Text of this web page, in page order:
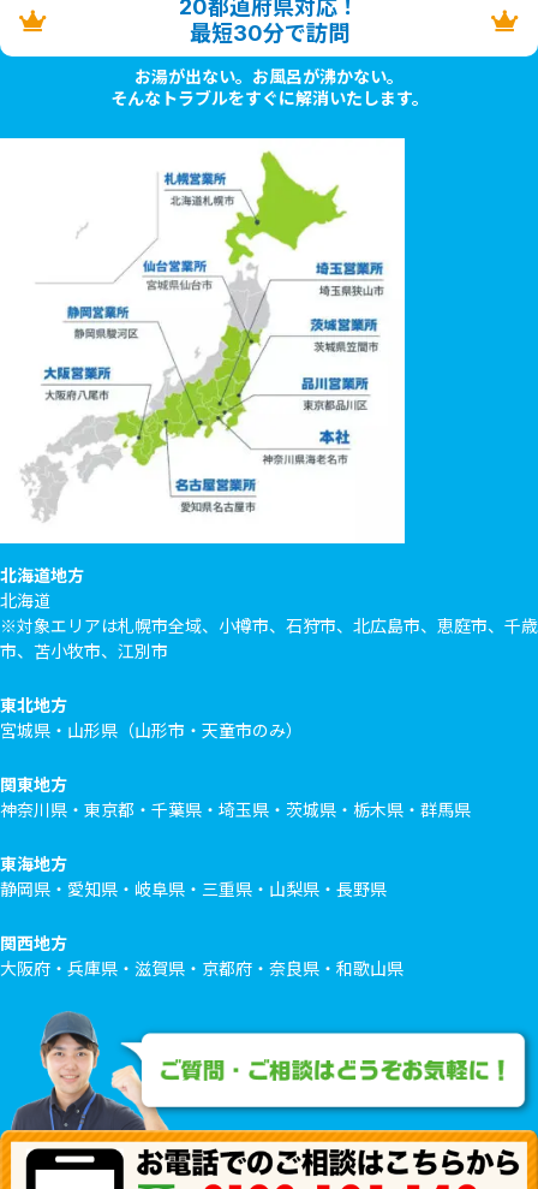
20都道府県対応！
最短30分で訪問
お湯が出ない。お風呂が沸かない。
そんなトラブルをすぐに解消いたします。
北海道地方
北海道
※対象エリアは札幌市全域、小樽市、石狩市、北広島市、恵庭市、千歳
市、苫小牧市、江別市
東北地方
宮城県・山形県（山形市・天童市のみ）
関東地方
神奈川県・東京都・千葉県・埼玉県・茨城県・栃木県・群馬県
東海地方
静岡県・愛知県・岐阜県・三重県・山梨県・長野県
関西地方
大阪府・兵庫県・滋賀県・京都府・奈良県・和歌山県